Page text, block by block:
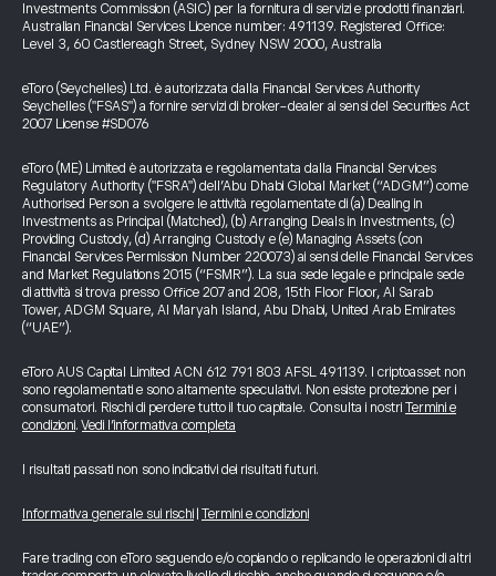
Investments Commission (ASIC) per la fornitura di servizi e prodotti finanziari.
Australian Financial Services Licence number: 491139. Registered Office:
Level 3, 60 Castlereagh Street, Sydney NSW 2000, Australia
eToro (Seychelles) Ltd. è autorizzata dalla Financial Services Authority
Seychelles ("FSAS") a fornire servizi di broker-dealer ai sensi del Securities Act
2007 License #SD076
eToro (ME) Limited è autorizzata e regolamentata dalla Financial Services
Regulatory Authority ("FSRA") dell’Abu Dhabi Global Market (“ADGM”) come
Authorised Person a svolgere le attività regolamentate di (a) Dealing in
Investments as Principal (Matched), (b) Arranging Deals in Investments, (c)
Providing Custody, (d) Arranging Custody e (e) Managing Assets (con
Financial Services Permission Number 220073) ai sensi delle Financial Services
and Market Regulations 2015 (“FSMR”). La sua sede legale e principale sede
di attività si trova presso Office 207 and 208, 15th Floor Floor, Al Sarab
Tower, ADGM Square, Al Maryah Island, Abu Dhabi, United Arab Emirates
(“UAE”).
eToro AUS Capital Limited ACN 612 791 803 AFSL 491139. I criptoasset non
sono regolamentati e sono altamente speculativi. Non esiste protezione per i
consumatori. Rischi di perdere tutto il tuo capitale. Consulta i nostri Termini e
condizioni.Vedi l’informativa completa
I risultati passati non sono indicativi dei risultati futuri.
Informativa generale sui rischi Termini e condizioni
Fare trading con eToro seguendo e/o copiando o replicando le operazioni di altri